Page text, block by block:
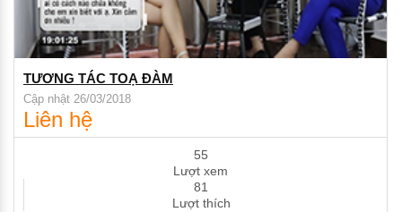
TƯƠNG TÁC TOẠ ĐÀM
Cập nhật 26/03/2018
Liên hệ
55
Lượt xem
81
Lượt thích